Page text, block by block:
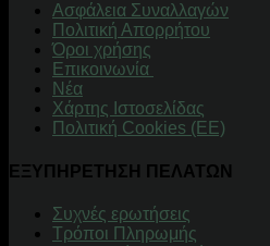
Aσφάλεια Συναλλαγών
Πολιτική Απορρήτου
Όροι χρήσης
Επικοινωνία
Νέα
Χάρτης Ιστοσελίδας
Πολιτική Cookies (ΕΕ)
ΕΞΥΠΗΡΕΤΗΣΗ ΠΕΛΑΤΩΝ
Συχνές ερωτήσεις
Τρόποι Πληρωμής